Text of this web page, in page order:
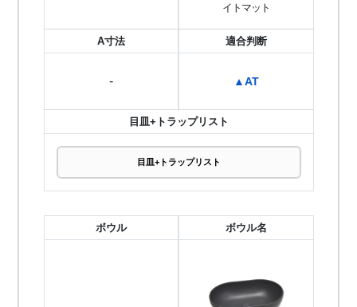
イトマット
A寸法
-
適合判断
▲AT
目皿+トラップリスト
目皿+トラップリスト
ボウル ボウル名